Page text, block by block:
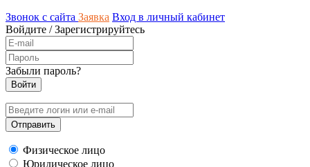
Звонок с сайта Заявка Вход в личный кабинет
Войдите /Зарегистрируйтесь
Забыли пароль?
Физическое лицо
Юридическое лицо